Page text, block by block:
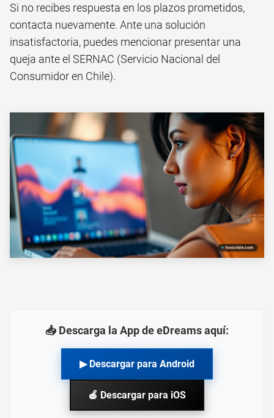
Si no recibes respuesta en los plazos prometidos,
contacta nuevamente. Ante una solución
insatisfactoria, puedes mencionar presentar una
queja ante el SERNAC (Servicio Nacional del
Consumidor en Chile).
📥 Descarga la App de eDreams aquí:
▶ Descargar para Android
🍎 Descargar para iOS